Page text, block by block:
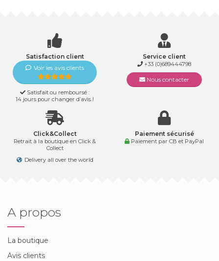
Satisfaction client
Voir les avis clients
Satisfait ou remboursé :
14 jours pour changer d’avis !
Service client
+33 (0)689444798
Nous contacter
Click&Collect
Retrait à la boutique en Click &
Collect
Delivery all over the world
Paiement sécurisé
Paiement par CB et PayPal
A propos
La boutique
Avis clients